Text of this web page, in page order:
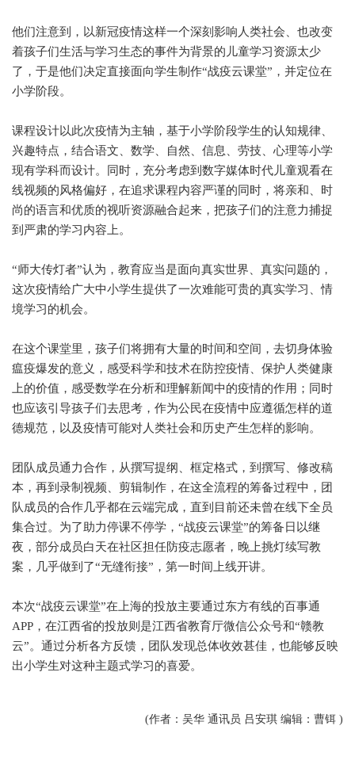
他们注意到，以新冠疫情这样一个深刻影响人类社会、也改变
着孩子们生活与学习生态的事件为背景的儿童学习资源太少
了，于是他们决定直接面向学生制作“战疫云课堂”，并定位在
小学阶段。
课程设计以此次疫情为主轴，基于小学阶段学生的认知规律、
兴趣特点，结合语文、数学、自然、信息、劳技、心理等小学
现有学科而设计。同时，充分考虑到数字媒体时代儿童观看在
线视频的风格偏好，在追求课程内容严谨的同时，将亲和、时
尚的语言和优质的视听资源融合起来，把孩子们的注意力捕捉
到严肃的学习内容上。
“师大传灯者”认为，教育应当是面向真实世界、真实问题的，
这次疫情给广大中小学生提供了一次难能可贵的真实学习、情
境学习的机会。
在这个课堂里，孩子们将拥有大量的时间和空间，去切身体验
瘟疫爆发的意义，感受科学和技术在防控疫情、保护人类健康
上的价值，感受数学在分析和理解新闻中的疫情的作用；同时
也应该引导孩子们去思考，作为公民在疫情中应遵循怎样的道
德规范，以及疫情可能对人类社会和历史产生怎样的影响。
团队成员通力合作，从撰写提纲、框定格式，到撰写、修改稿
本，再到录制视频、剪辑制作，在这全流程的筹备过程中，团
队成员的合作几乎都在云端完成，直到目前还未曾在线下全员
集合过。为了助力停课不停学，“战疫云课堂”的筹备日以继
夜，部分成员白天在社区担任防疫志愿者，晚上挑灯续写教
案，几乎做到了“无缝衔接”，第一时间上线开讲。
本次“战疫云课堂”在上海的投放主要通过东方有线的百事通
APP，在江西省的投放则是江西省教育厅微信公众号和“赣教
云”。通过分析各方反馈，团队发现总体收效甚佳，也能够反映
出小学生对这种主题式学习的喜爱。
(作者：吴华 通讯员 吕安琪 编辑：曹铒 )